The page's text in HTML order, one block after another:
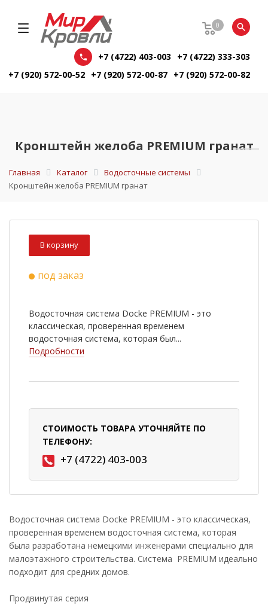
0
+7 (4722) 403-003
+7 (4722) 333-303
+7 (920) 572-00-52 +7 (920) 572-00-87 +7 (920) 572-00-82
Кронштейн желоба PREMIUM гранат
Главная Каталог
Водосточные системы
Кронштейн желоба PREMIUM гранат
В корзину
под заказ
Водосточная система Docke PREMIUM - это
классическая, проверенная временем
водосточная система, которая был...
Подробности
СТОИМОСТЬ ТОВАРА УТОЧНЯЙТЕ ПО
ТЕЛЕФОНУ:
+7 (4722) 403-003
Водосточная система Docke PREMIUM - это классическая,
проверенная временем водосточная система, которая
была разработана немецкими инженерами специально для
малоэтажного строительства. Система PREMIUM идеально
подходит для средних домов.
Продвинутая серия